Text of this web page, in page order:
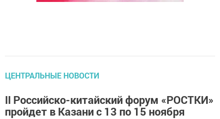
ЦЕНТРАЛЬНЫЕ НОВОСТИ
II Российско-китайский форум «РОСТКИ»
пройдет в Казани с 13 по 15 ноября